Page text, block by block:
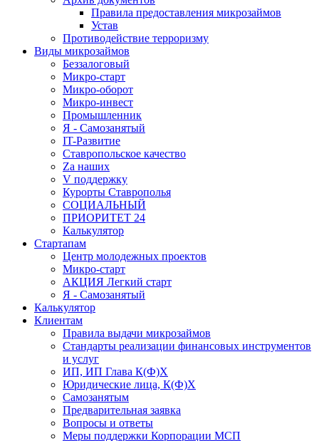
Правила предоставления микрозаймов
Устав
Противодействие терроризму
Виды микрозаймов
Беззалоговый
Микро-старт
Микро-оборот
Микро-инвест
Промышленник
Я - Самозанятый
IT-Развитие
Ставропольское качество
Za наших
V поддержку
Курорты Ставрополья
СОЦИАЛЬНЫЙ
ПРИОРИТЕТ 24
Калькулятор
Стартапам
Центр молодежных проектов
Микро-старт
АКЦИЯ Легкий старт
Я - Самозанятый
Калькулятор
Клиентам
Правила выдачи микрозаймов
Стандарты реализации финансовых инструментов
и услуг
ИП, ИП Глава К(Ф)Х
Юридические лица, К(Ф)Х
Самозанятым
Предварительная заявка
Вопросы и ответы
Меры поддержки Корпорации МСП